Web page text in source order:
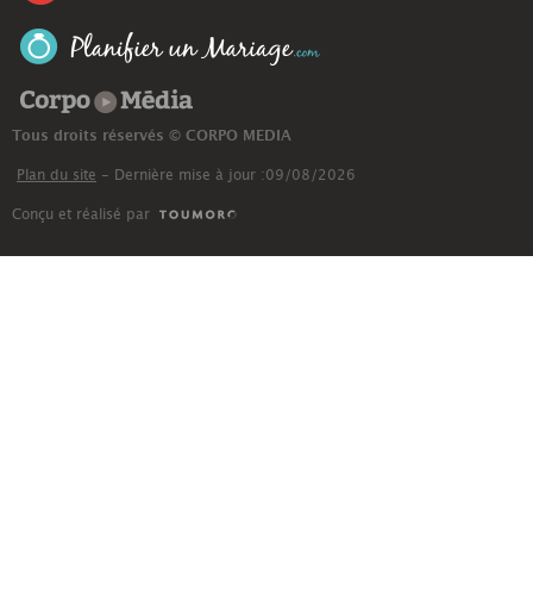
Tous droits réservés © CORPO MEDIA
Plan du site - Dernière mise à jour :09/08/2026
Conçu et réalisé par